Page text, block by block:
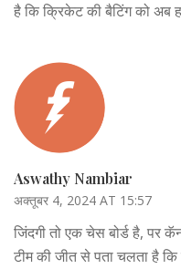
है कि क्रिकेट की बैटिंग को अब
Aswathy Nambiar
अक्तूबर 4, 2024 AT 15:57
जिंदगी तो एक चेस बोर्ड है, पर
टीम की जीत से पता चलता है